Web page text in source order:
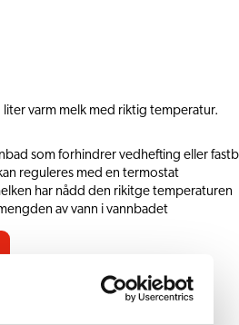
liter varm melk med riktig temperatur.
som forhindrer vedhefting eller
reguleres med en termostat
har nådd den rikitge temperaturen
av vann i vannbadet